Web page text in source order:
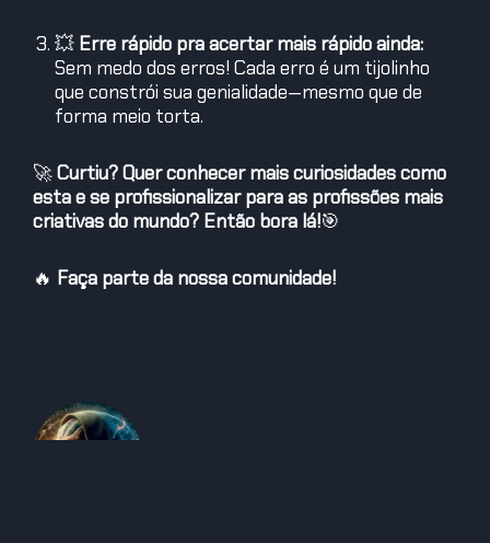
💥 Erre rápido pra acertar mais rápido ainda:
Sem medo dos erros! Cada erro é um tijolinho
que constrói sua genialidade—mesmo que de
forma meio torta.
🚀Curtiu? Quer conhecer mais curiosidades como
esta e se profissionalizar para as profissões mais
criativas do mundo? Então bora lá!🎯
🔥 Faça parte da nossa comunidade!